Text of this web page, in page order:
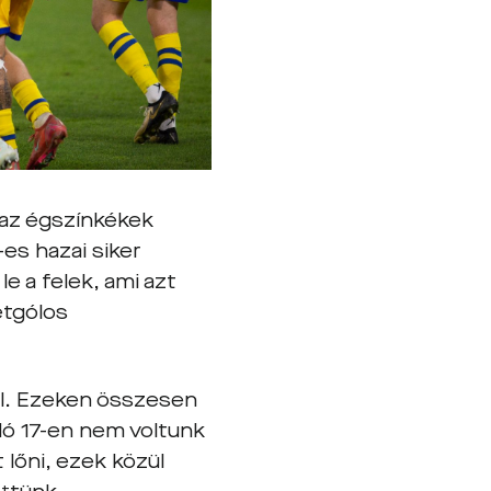
égszínkékek
hazai siker
a felek, ami azt
Ezeken összesen
17-en nem voltunk
ezek közül